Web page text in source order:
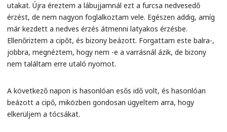
utakat. Újra éreztem a lábujjamnál ezt a furcsa nedvesedő
érzést, de nem nagyon foglalkoztam vele. Egészen addig, amíg
már kezdett a nedves érzés átmenni latyakos érzésbe.
Ellenőriztem a cipőt, és bizony beázott. Forgattam este balra-,
jobbra, megnéztem, hogy nem -e a varrásnál ázik, de bizony
nem találtam erre utaló nyomot.
A következő napon is hasonlóan esős idő volt, és hasonlóan
beázott a cipő, miközben gondosan ügyeltem arra, hogy
elkerüljem a tócsákat.